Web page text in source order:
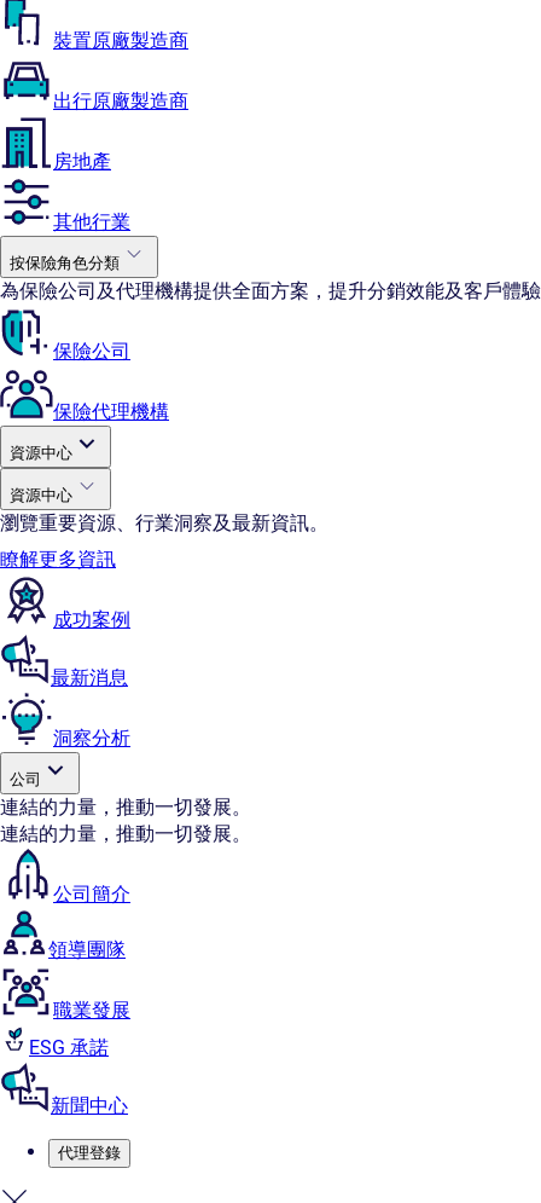
裝置原廠製造商
出行原廠製造商
房地產
其他行業
按保險角色分類
為保險公司及代理機構提供全面方案，提升分銷效能及客戶體驗
保險公司
保險代理機構
資源中心
資源中心
瀏覽重要資源、行業洞察及最新資訊。
瞭解更多資訊
成功案例
最新消息
洞察分析
公司
連結的力量，推動一切發展。
連結的力量，推動一切發展。
公司簡介
領導團隊
職業發展
ESG 承諾
新聞中心
代理登錄